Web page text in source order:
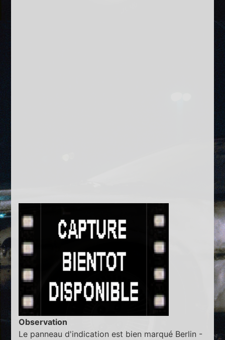
Observation
Le panneau d'indication est bien marqué Berlin -